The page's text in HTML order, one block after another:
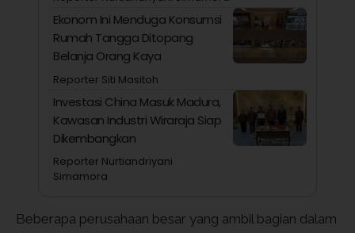
Ekonom Ini Menduga Konsumsi
Rumah Tangga Ditopang
Belanja Orang Kaya
Reporter Siti Masitoh
Investasi China Masuk Madura,
Kawasan Industri Wiraraja Siap
Dikembangkan
Reporter Nurtiandriyani
Simamora
Beberapa perusahaan besar yang ambil bagian dalam